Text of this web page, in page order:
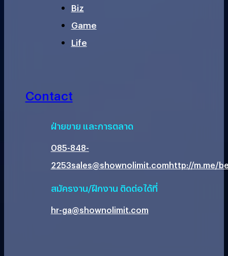
Biz
Game
Life
Contact
ฝ่ายขาย และการตลาด
085-848-
2253sales@shownolimit.comhttp://m.me/
สมัครงาน/ฝึกงาน ติดต่อได้ที่
hr-ga@shownolimit.com